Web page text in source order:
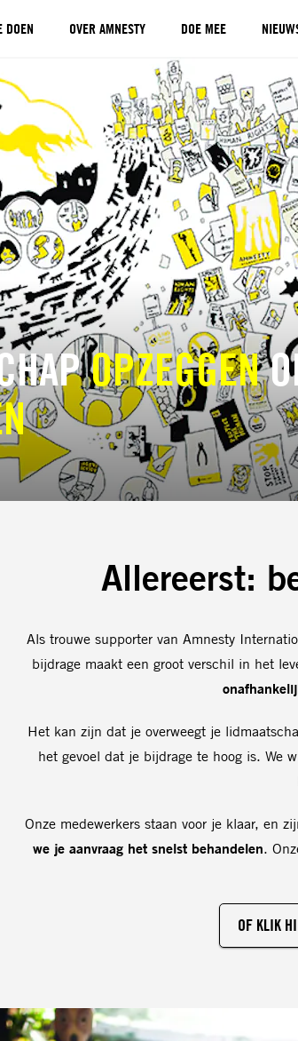
DOEN OVER AMNESTY DOE MEE
OPZEGGEN
Allereerst:
Als trouwe supporter van Amnesty
bijdrage maakt een groot verschil in het
Het kan zijn dat je overweegt je
het gevoel dat je bijdrage te hoog is. We
Onze medewerkers staan voor je klaar, en
we je aanvraag het snelst behandelen.
OF KLIK